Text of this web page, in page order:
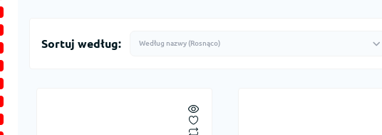
Sortuj według: